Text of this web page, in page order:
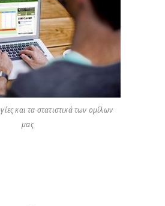
και τα στατιστικά των ομίλων
μας